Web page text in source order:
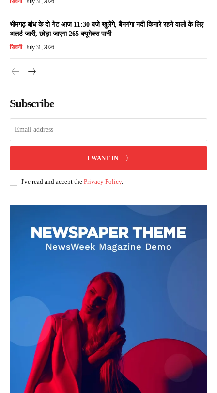
सिवनी July 31, 2026
भीमगढ़ बांध के दो गेट आज 11:30 बजे खुलेंगे, बैनगंगा नदी किनारे रहने वालों के लिए
अलर्ट जारी, छोड़ा जाएगा 265 क्यूमेक्स पानी
सिवनी July 31, 2026
Subscribe
I WANT IN
I've read and accept the Privacy Policy.